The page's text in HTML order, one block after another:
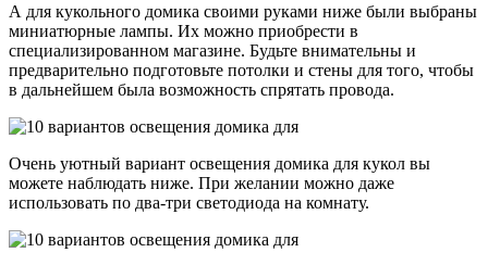
А для кукольного домика своими руками ниже были выбраны
миниатюрные лампы. Их можно приобрести в
специализированном магазине. Будьте внимательны и
предварительно подготовьте потолки и стены для того, чтобы
в дальнейшем была возможность спрятать провода.
Очень уютный вариант освещения домика для кукол вы
можете наблюдать ниже. При желании можно даже
использовать по два-три светодиода на комнату.